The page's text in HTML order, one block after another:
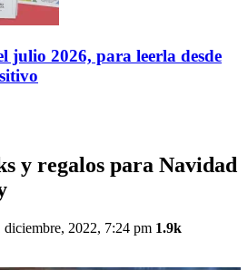
julio 2026, para leerla desde
y regalos para Navidad
diciembre, 2022, 7:24 pm 1.9k